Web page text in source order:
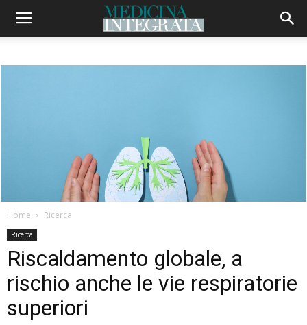
Home Ricerca
Ricerca
Riscaldamento globale, a
rischio anche le vie respiratorie
superiori